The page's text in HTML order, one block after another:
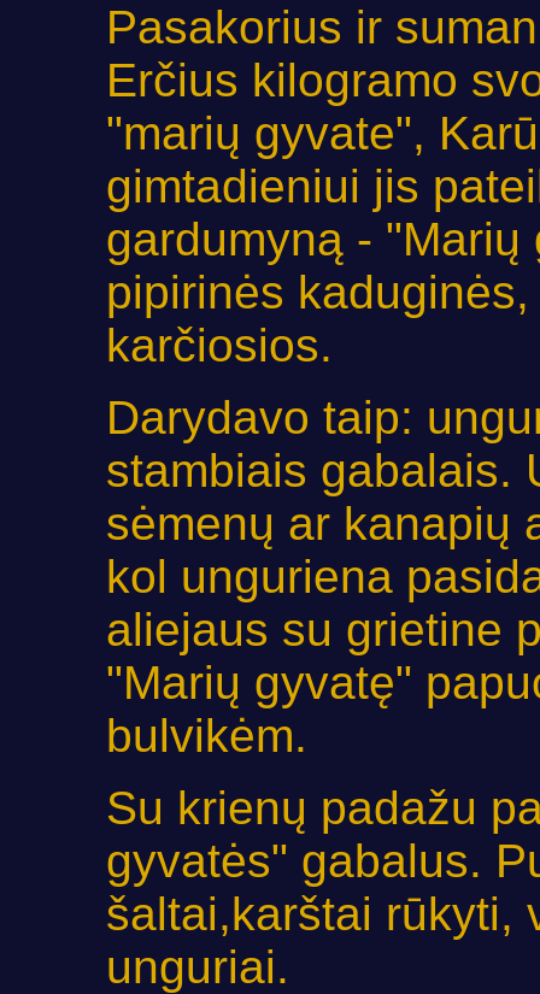
Pasakorius ir
Erčius kilogramo
"marių gyvate",
gimtadieniui jis
gardumyną -
pipirinės
karčiosios.
Darydavo taip:
stambiais gabalais.
sėmenų ar kanapių
kol unguriena
aliejaus su grietine
"Marių gyvatę"
bulvikėm.
Su krienų padažu
gyvatės" gabalus.
šaltai,karštai rūkyti,
unguriai.